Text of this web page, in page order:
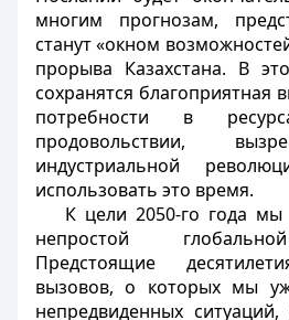
многим прогнозам,
станут «окном
прорыва Казахстана. В
сохранятся благоприятная
потребности в
продовольствии,
индустриальной
использовать это время.
К цели 2050-го года мы
непростой
Предстоящие
вызовов, о которых мы
непредвиденных